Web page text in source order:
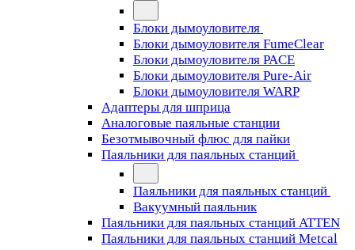
Блоки дымоуловителя
Блоки дымоуловителя FumeClear
Блоки дымоуловителя PACE
Блоки дымоуловителя Pure-Air
Блоки дымоуловителя WARP
Адаптеры для шприца
Аналоговые паяльные станции
Безотмывочный флюс для пайки
Паяльники для паяльных станций
Паяльники для паяльных станций
Вакуумный паяльник
Паяльники для паяльных станций ATTEN
Паяльники для паяльных станций Metcal